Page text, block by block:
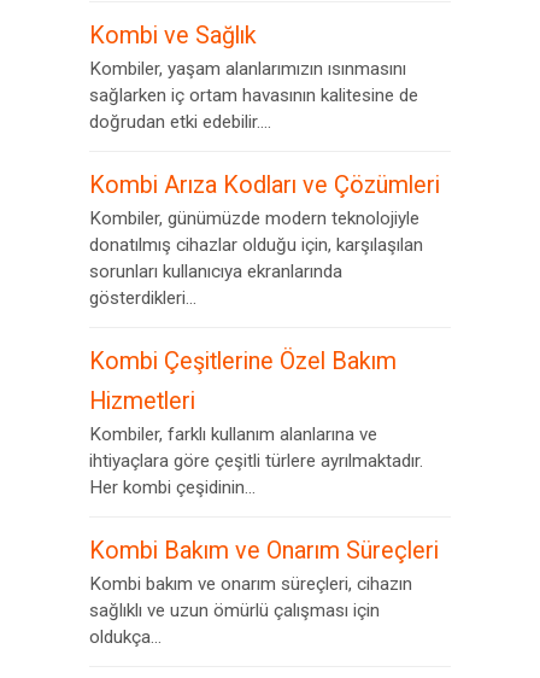
Kombi ve Sağlık
Kombiler, yaşam alanlarımızın ısınmasını
sağlarken iç ortam havasının kalitesine de
doğrudan etki edebilir....
Kombi Arıza Kodları ve Çözümleri
Kombiler, günümüzde modern teknolojiyle
donatılmış cihazlar olduğu için, karşılaşılan
sorunları kullanıcıya ekranlarında
gösterdikleri...
Kombi Çeşitlerine Özel Bakım
Hizmetleri
Kombiler, farklı kullanım alanlarına ve
ihtiyaçlara göre çeşitli türlere ayrılmaktadır.
Her kombi çeşidinin...
Kombi Bakım ve Onarım Süreçleri
Kombi bakım ve onarım süreçleri, cihazın
sağlıklı ve uzun ömürlü çalışması için
oldukça...